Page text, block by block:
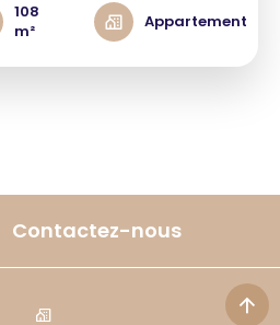
108
m²
Appartement
Contactez-nous